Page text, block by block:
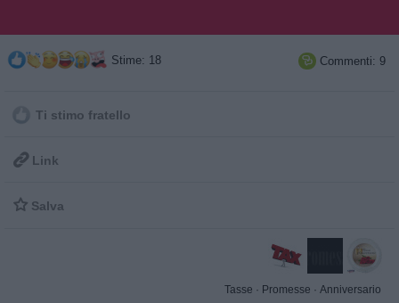
Stime: 18  Commenti: 9
Ti stimo fratello
 Link
 Salva
Tasse · Promesse · Anniversario